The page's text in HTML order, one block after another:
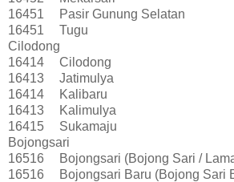
16451
Pasir Gunung Selatan
16451
Tugu
Cilodong
16414
Cilodong
16413
Jatimulya
16414
Kalibaru
16413
Kalimulya
16415
Sukamaju
Bojongsari
16516
Bojongsari (Bojong Sari /
16516
Bojongsari Baru (Bojong Sari